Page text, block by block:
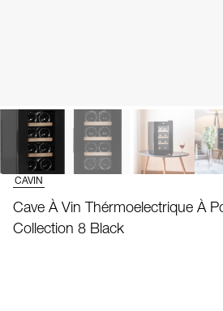
CAVIN
Cave À Vin Thérmoelectrique À
Collection 8 Black